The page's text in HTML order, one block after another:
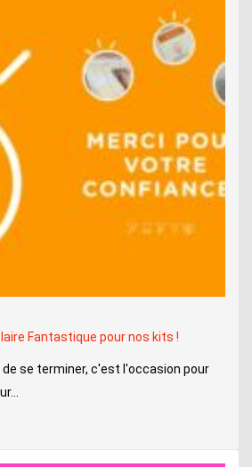
Fantastique pour nos kits !
de se terminer, c'est l'occasion pour